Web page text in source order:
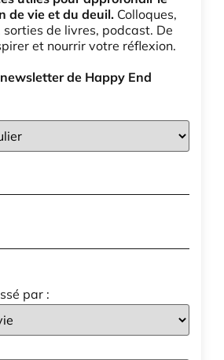
de vie et du deuil. Colloques,
sorties de livres, podcast. De
et nourrir votre réflexion.
de Happy End
par :